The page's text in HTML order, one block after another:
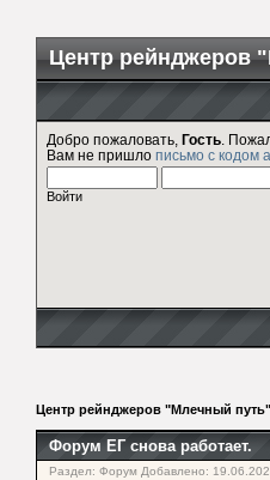
Центр рейнджеров
Добро пожаловать, Гость .
Вам не пришло письмо с кодом
Войти
Центр рейнджеров "Млечный путь"
Форум ЕГ снова работает.
Раздел: Форум Добавлено: